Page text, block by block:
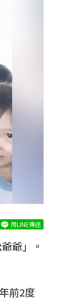
用LINE傳送
爺」。
前2度